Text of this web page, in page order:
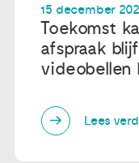
15 december
Toekomst
afspraak
Lees